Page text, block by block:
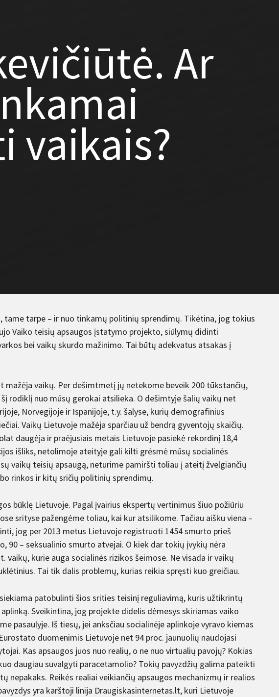
Ar
vaikais?
tame tarpe – ir nuo tinkamų politinių sprendimų. Tikėtina, jog tokius
Vaiko teisių apsaugos įstatymo projekto, siūlymų didinti
bei vaikų skurdo mažinimo. Tai būtų adekvatus atsakas į
vaikų. Per dešimtmetį jų netekome beveik 200 tūkstančių,
rodiklį nuo mūsų gerokai atsilieka. O dešimtyje šalių vaikų net
Norvegijoje ir Ispanijoje, t.y. šalyse, kurių demografinius
Vaikų Lietuvoje mažėja sparčiau už bendrą gyventojų skaičių.
daugėja ir praėjusiais metais Lietuvoje pasiekė rekordinį 18,4
išliks, netolimoje ateityje gali kilti grėsmė mūsų socialinės
vaikų teisių apsaugą, neturime pamiršti toliau į ateitį žvelgiančių
rinkos ir kitų sričių politinių sprendimų.
būklę Lietuvoje. Pagal įvairius ekspertų vertinimus šiuo požiūriu
srityse pažengėme toliau, kai kur atsilikome. Tačiau aišku viena –
jog per 2013 metus Lietuvoje registruoti 1454 smurto prieš
90 – seksualinio smurto atvejai. O kiek dar tokių įvykių nėra
vaikų, kurie auga socialinės rizikos šeimose. Ne visada ir vaikų
Tai tik dalis problemų, kurias reikia spręsti kuo greičiau.
patobulinti šios srities teisinį reguliavimą, kuris užtikrintų
Sveikintina, jog projekte didelis dėmesys skiriamas vaiko
pasaulyje. Iš tiesų, jei anksčiau socialinėje aplinkoje vyravo kiemas
duomenimis Lietuvoje net 94 proc. jaunuolių naudojasi
Kas apsaugos juos nuo realių, o ne nuo virtualių pavojų? Kokias
daugiau suvalgyti paracetamolio? Tokių pavyzdžių galima pateikti
nepakaks. Reikės realiai veikiančių apsaugos mechanizmų ir realios
yra karštoji linija Draugiskasinternetas.lt, kuri Lietuvoje